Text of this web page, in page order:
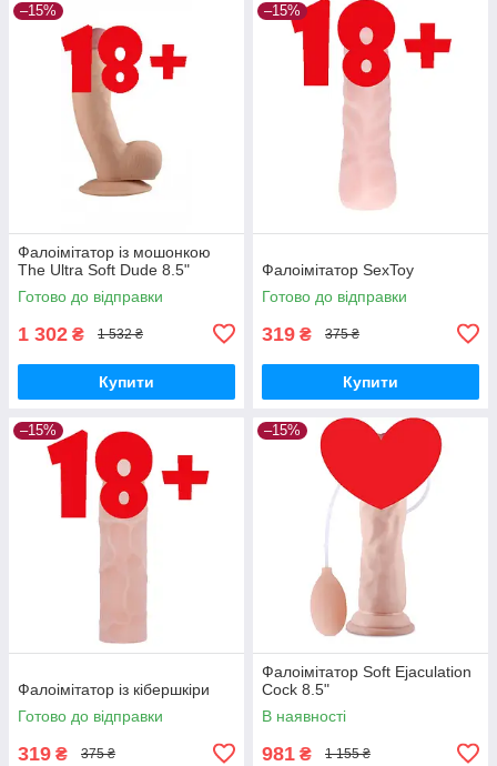
–15%
Фалоімітатор із мошонкою
The Ultra Soft Dude 8.5"
Готово до відправки
1 302 ₴ 1 532 ₴
Купити
–15%
Фалоімітатор SexToy
Готово до відправки
319 ₴ 375 ₴
Купити
–15%
Фалоімітатор із кібершкіри
Готово до відправки
319 ₴ 375 ₴
–15%
Фалоімітатор Soft Ejaculation
Cock 8.5"
В наявності
981 ₴ 1 155 ₴